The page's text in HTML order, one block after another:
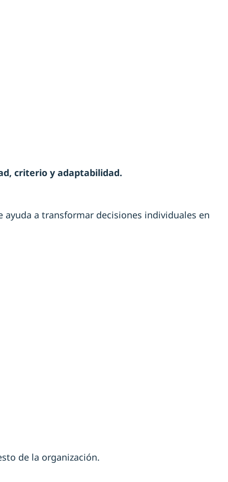
criterio y adaptabilidad.
a transformar decisiones individuales en
de la organización.